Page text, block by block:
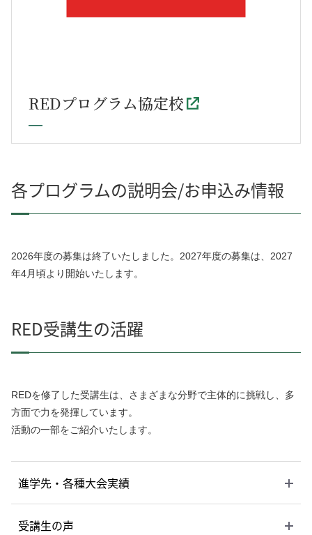
REDプログラム協定校
各プログラムの説明会/お申込み情報
2026年度の募集は終了いたしました。2027年度の募集は、2027
年4月頃より開始いたします。
RED受講生の活躍
REDを修了した受講生は、 さまざまな分野で主体的に挑戦し、多
方面で力を発揮しています。
活動の一部をご紹介いたします。
進学先・各種大会実績
受講生の声